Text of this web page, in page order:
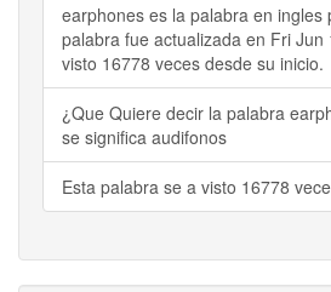
earphones es la palabra en ingles
palabra fue actualizada en Fri Jun
visto 16778 veces desde su inicio.
¿Que Quiere decir la palabra
se significa audifonos
Esta palabra se a visto 16778